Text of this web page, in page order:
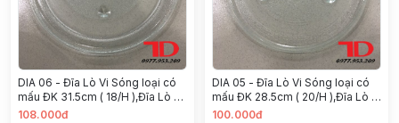
DIA 06 - Đĩa Lò Vi Sóng loại có
mấu ĐK 31.5cm ( 18/H ),Đĩa Lò Vi
Sóng Có Mấu Đường Kính 31.5
108.000đ
DIA 05 - Đĩa Lò Vi Sóng loại có
mấu ĐK 28.5cm ( 20/H ),Đĩa Lò Vi
Sóng Có Mấu Đường Kính 28.5
100.000đ